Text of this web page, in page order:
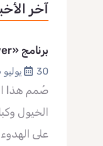
آخر
برنامج «HorsePower» لكبار السن
30 يوليو 2026
صُمم هذا
الخيول
على